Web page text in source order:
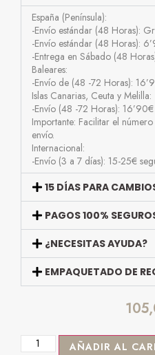
España (Península):
-Envío estándar (48 Horas):
-Envío estándar (48 Horas):
-Entrega en Sábado (48
Baleares:
-Envío de (48 -72 Horas):
Islas Canarias, Ceuta y Melilla:
-Envío (48 -72 Horas): 16’90€
Importante: Facilitar el
envío.
Internacional:
-Envío (3 a 7 días): 15-25€
15 DÍAS PARA
PAGOS 100%
¿NECESITAS AYUDA?
EMPAQUETADO DE
AÑADIR AL